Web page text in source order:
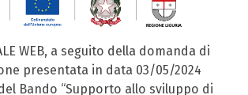
WEB, a seguito della domanda di
presentata in data 03/05/2024
Bando “Supporto allo sviluppo di